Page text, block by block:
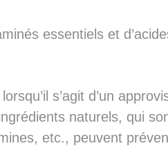
essentiels et
s’agit d’un
naturels, qui
etc., peuvent